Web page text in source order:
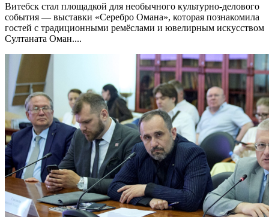
Витебск стал площадкой для необычного культурно-делового
события — выставки «Серебро Омана», которая познакомила
гостей с традиционными ремёслами и ювелирным искусством
Султаната Оман....